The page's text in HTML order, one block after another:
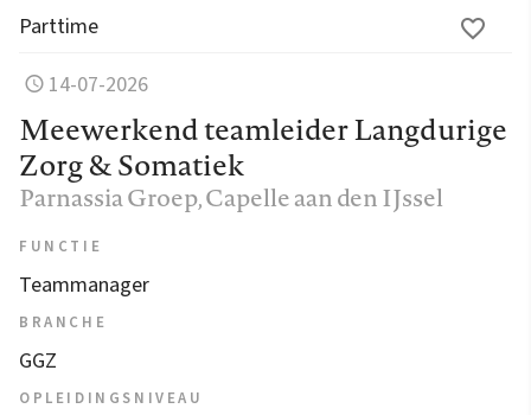
Parttime
14-07-2026
Meewerkend teamleider Langdurige
Zorg & Somatiek
Parnassia Groep, Capelle aan den IJssel
FUNCTIE
Teammanager
BRANCHE
GGZ
OPLEIDINGSNIVEAU